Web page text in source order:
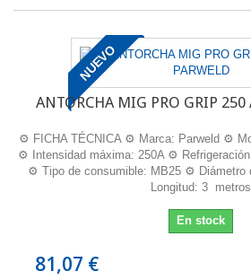
NUEVO
ANTORCHA MIG PRO GRIP 250
⚙️ FICHA TÉCNICA ⚙️ Marca: Parweld ⚙️
⚙️ Intensidad máxima: 250A ⚙️
⚙️ Tipo de consumible: MB25 ⚙️ Diámetro
Longitud: 3 metros
En stock
81,07 €